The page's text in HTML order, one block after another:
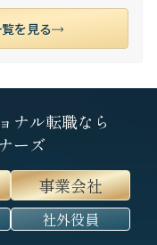
を見る
ナル転職なら
ーズ
事業会社
社外役員